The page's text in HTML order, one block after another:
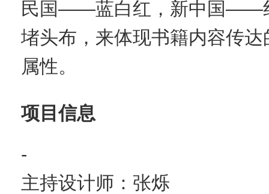
民国——蓝白红，新中国——
堵头布，来体现书籍内容传
属性。
项目信息
-
主持设计师：张烁